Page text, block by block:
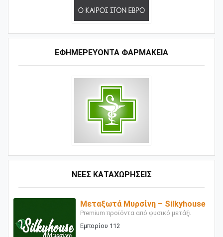
ΕΦΗΜΕΡΕΥΟΝΤΑ ΦΑΡΜΑΚΕΙΑ
ΝΕΕΣ ΚΑΤΑΧΩΡΗΣΕΙΣ
Μεταξωτά Μυρσίνη – Silkyhouse
Premium προϊόντα από φυσικό μετάξι
Εμπορίου 112